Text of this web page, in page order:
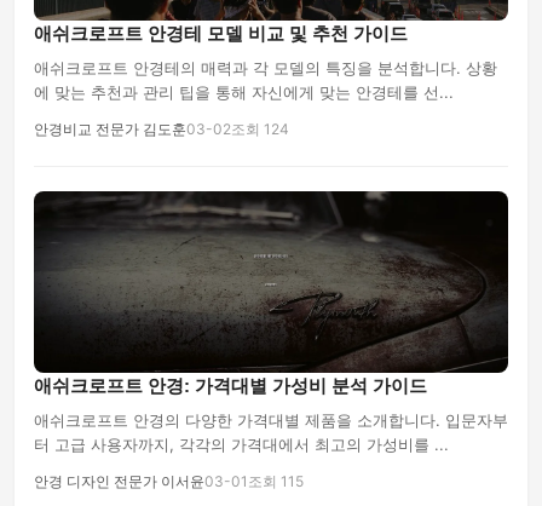
애쉬크로프트 안경테 모델 비교 및 추천 가이드
애쉬크로프트 안경테의 매력과 각 모델의 특징을 분석합니다. 상황
에 맞는 추천과 관리 팁을 통해 자신에게 맞는 안경테를 선...
안경비교 전문가 김도훈03-02조회 124
애쉬크로프트 안경: 가격대별 가성비 분석 가이드
애쉬크로프트 안경의 다양한 가격대별 제품을 소개합니다. 입문자부
터 고급 사용자까지, 각각의 가격대에서 최고의 가성비를 ...
안경 디자인 전문가 이서윤03-01 조회 115